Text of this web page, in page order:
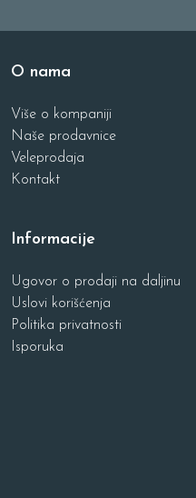
O nama
Više o kompaniji
Naše prodavnice
Veleprodaja
Kontakt
Informacije
Ugovor o prodaji na daljinu
Uslovi korišćenja
Politika privatnosti
Isporuka